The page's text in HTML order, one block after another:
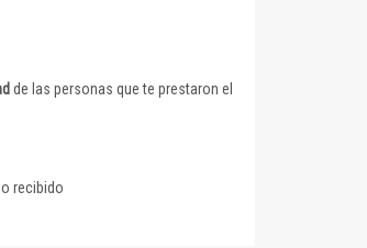
de las personas que te prestaron el
recibido